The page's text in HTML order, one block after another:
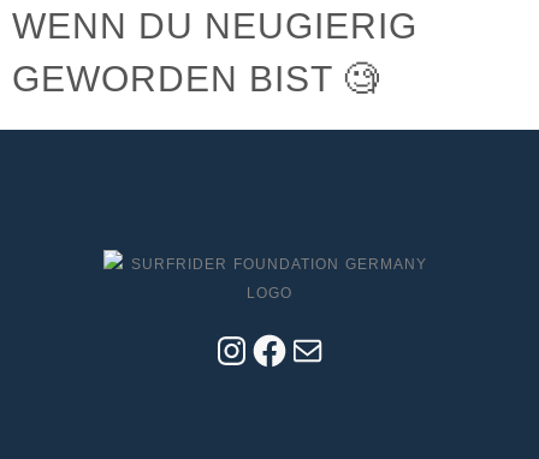
WENN DU NEUGIERIG
GEWORDEN BIST 🧐
INSTAGRAM
FACEBOOK